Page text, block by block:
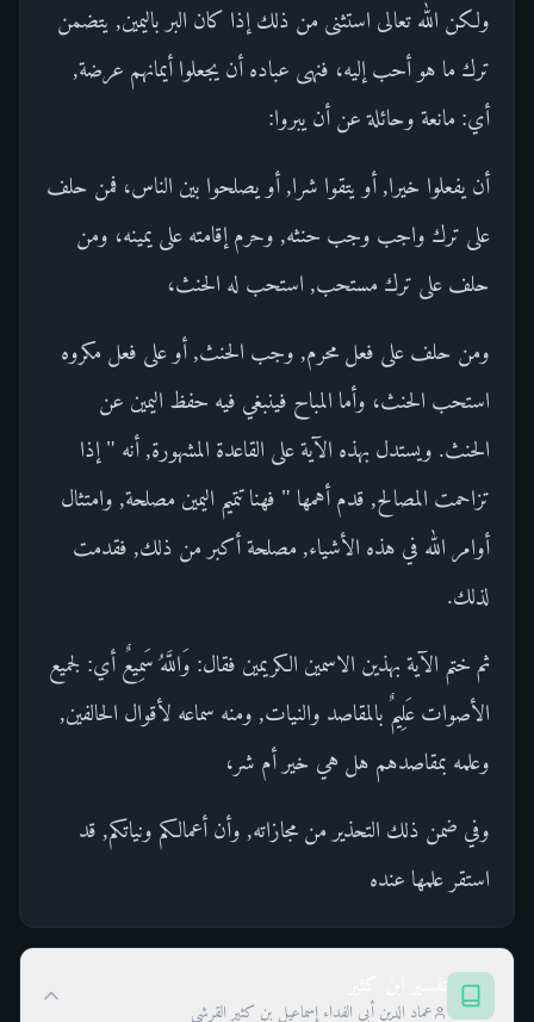
ولكن الله تعالى استثنى من ذلك إذا كان البر باليمين, يتضمن
ترك ما هو أحب إليه، فنهى عباده أن يجعلوا أيمانهم عرضة,
أي: مانعة وحائلة عن أن يبروا:
أن يفعلوا خيرا, أو يتقوا شرا, أو يصلحوا بين الناس، فمن حلف
على ترك واجب وجب حنثه, وحرم إقامته على يمينه، ومن
حلف على ترك مستحب, استحب له الحنث،
ومن حلف على فعل محرم, وجب الحنث, أو على فعل مكروه
استحب الحنث، وأما المباح فينبغي فيه حفظ اليمين عن
الحنث. ويستدل بهذه الآية على القاعدة المشهورة, أنه " إذا
تزاحمت المصالح, قدم أهمها " فهنا تتميم اليمين مصلحة, وامتثال
أوامر الله في هذه الأشياء, مصلحة أكبر من ذلك, فقدمت
لذلك.
ثم ختم الآية بهذين الاسمين الكريمين فقال: وَاللَّهُ سَمِيعٌ أي: لجميع
الأصوات عَلِيمٌ بالمقاصد والنيات, ومنه سماعه لأقوال الحالفين,
وعلمه بمقاصدهم هل هي خير أم شر،
وفي ضمن ذلك التحذير من مجازاته, وأن أعمالكم ونياتكم, قد
استقر علمها عنده
عماد الدين أبي الفداء إسماعيل بن كثير القرشي